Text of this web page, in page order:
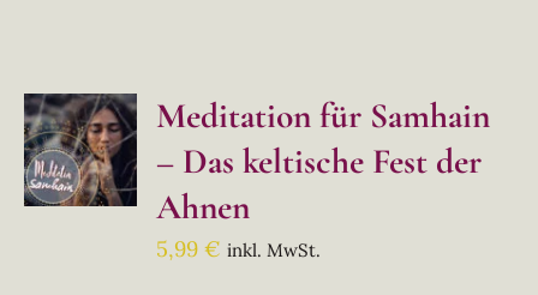
Meditation für Samhain
– Das keltische Fest der
Ahnen
5,99€ inkl. MwSt.